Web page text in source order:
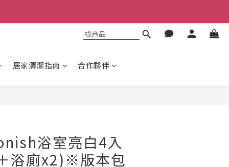
居家清潔指南 合作夥伴
浴室亮白4入
浴廁x2)※版本包